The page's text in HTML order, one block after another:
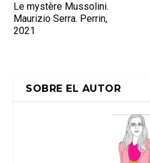
Le mystère Mussolini.
Maurizio Serra. Perrin,
2021
SOBRE EL AUTOR